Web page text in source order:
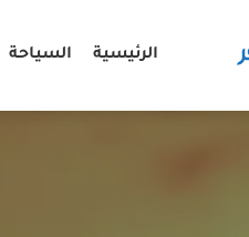
الرئيسية السياحة